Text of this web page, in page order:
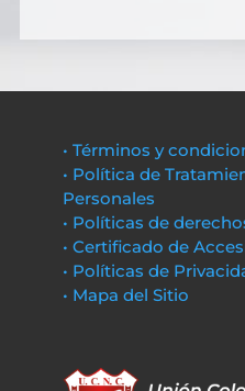
• Términos y
• Política de
Personales
• Políticas de
• Certificado de
• Políticas de
• Mapa del Sitio